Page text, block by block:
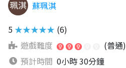
蘇珮淇
5 ★★★★★ (6)
遊戲難度
(普通)
預計時間 0小時 30分鐘